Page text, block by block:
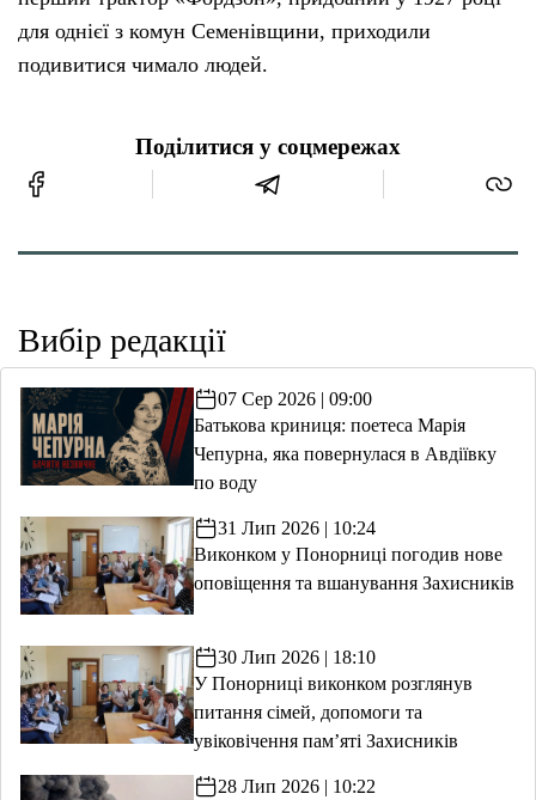
для однієї з комун Семенівщини, приходили
подивитися чимало людей.
Поділитися у соцмережах
Вибір редакції
07 Сер 2026 | 09:00
Батькова криниця: поетеса Марія
Чепурна, яка повернулася в Авдіївку
по воду
31 Лип 2026 | 10:24
Виконком у Понорниці погодив нове
оповіщення та вшанування Захисників
30 Лип 2026 | 18:10
У Понорниці виконком розглянув
питання сімей, допомоги та
увіковічення пам’яті Захисників
28 Лип 2026 | 10:22